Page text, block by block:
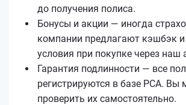
до получения полиса.
Бонусы и акции — иногда
компании предлагают кэшбэк
условия при покупке через наш
Гарантия подлинности — все
регистрируются в базе РСА. Вы
проверить их самостоятельно.